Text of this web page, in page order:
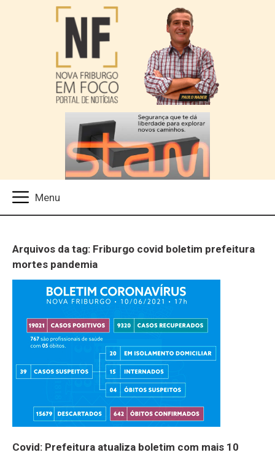
Arquivos da tag: Friburgo covid boletim prefeitura
mortes pandemia
Covid: Prefeitura atualiza boletim com mais 10